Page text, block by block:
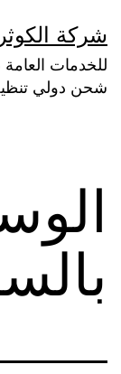
إلى
المحتوى
شركة الكوثر
للخدمات
شحن دولي